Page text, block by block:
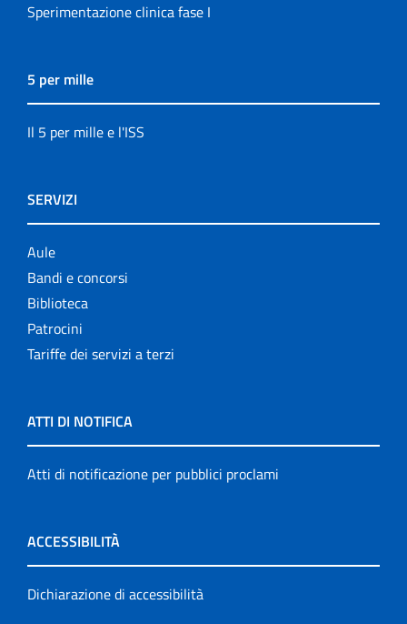
Sperimentazione clinica fase I
5 per mille
Il 5 per mille e l'ISS
SERVIZI
Aule
Bandi e concorsi
Biblioteca
Patrocini
Tariffe dei servizi a terzi
ATTI DI NOTIFICA
Atti di notificazione per pubblici proclami
ACCESSIBILITÀ
Dichiarazione di accessibilità